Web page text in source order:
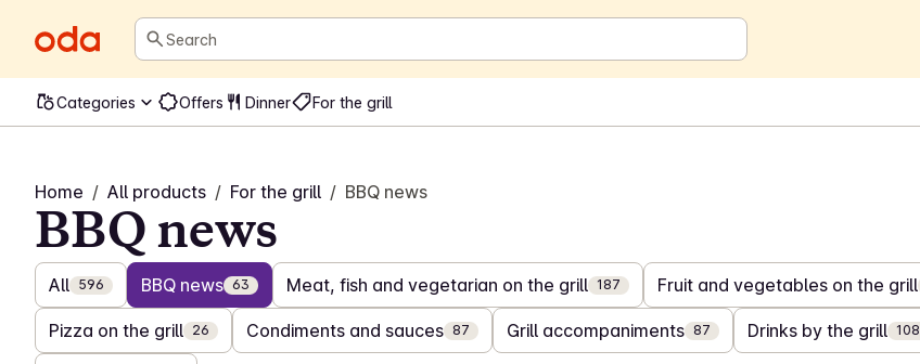
Search
Categories Offers Dinner For the grill
Home / All products / For the grill / BBQ news
BBQ news
All 596 BBQ news 63 Meat, fish and vegetarian on the grill 187 Fruit and vegetables on the grill
Pizza on the grill 26 Condiments and sauces 87 Grill accompaniments 87 Drinks by the grill 108